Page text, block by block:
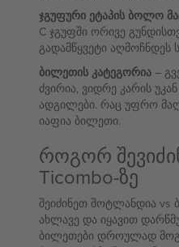
ჯგუფური ეტაპის ბოლო
C ჯგუფში ორივე
გადამწყვეტი
ბილეთის კატეგორია –
ძვირია, ვიდრე კარის
ადგილები. რაც უფრო
იაფია ბილეთი.
როგორ
Ticombo-ზე
შეიძინეთ შოტლანდია vs
ახლავე და იყავით
ბილეთები დროულად